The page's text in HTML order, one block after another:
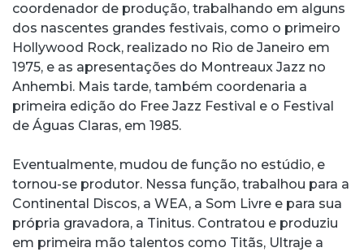
coordenador de produção, trabalhando em alguns
dos nascentes grandes festivais, como o primeiro
Hollywood Rock, realizado no Rio de Janeiro em
1975, e as apresentações do Montreaux Jazz no
Anhembi. Mais tarde, também coordenaria a
primeira edição do Free Jazz Festival e o Festival
de Águas Claras, em 1985.
Eventualmente, mudou de função no estúdio, e
tornou-se produtor. Nessa função, trabalhou para a
Continental Discos, a WEA, a Som Livre e para sua
própria gravadora, a Tinitus. Contratou e produziu
em primeira mão talentos como Titãs, Ultraje a